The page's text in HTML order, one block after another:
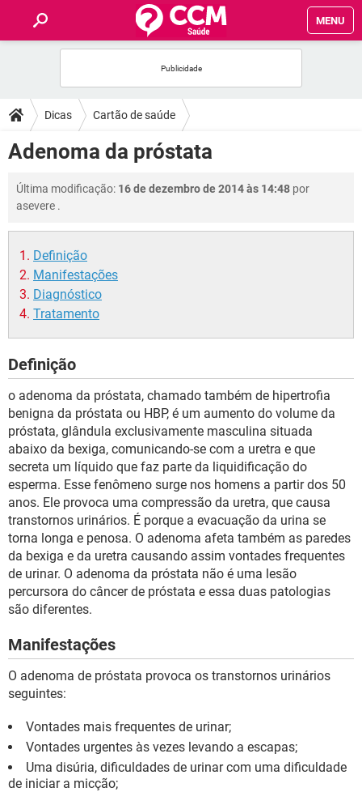
MENU
FÓRUM
SAÚDE
FAMÍLIA
NUTRIÇÃO
BEM-ESTAR
SEXUALIDADE
Dicas Cartão de saúde
Adenoma da próstata
Última modificação: 16 de dezembro de 2014 às 14:48 por
asevere .
Definição
Manifestações
Diagnóstico
Tratamento
Definição
o adenoma da próstata, chamado também de hipertrofia
benigna da próstata ou HBP, é um aumento do volume da
próstata, glândula exclusivamente masculina situada
abaixo da bexiga, comunicando-se com a uretra e que
secreta um líquido que faz parte da liquidificação do
esperma. Esse fenômeno surge nos homens a partir dos 50
anos. Ele provoca uma compressão da uretra, que causa
transtornos urinários. É porque a evacuação da urina se
torna longa e penosa. O adenoma afeta também as paredes
da bexiga e da uretra causando assim vontades frequentes
de urinar. O adenoma da próstata não é uma lesão
percursora do câncer de próstata e essa duas patologias
são diferentes.
Manifestações
O adenoma de próstata provoca os transtornos urinários
seguintes:
Vontades mais frequentes de urinar;
Vontades urgentes às vezes levando a escapas;
Uma disúria, dificuldades de urinar com uma dificuldade
de iniciar a micção;